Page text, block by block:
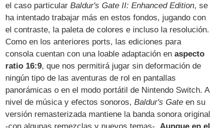
el caso particularBaldur's Gate II: Enhanced Edition, se
ha intentado trabajar más en estos fondos, jugando con
el contraste, la paleta de colores e incluso la resolución.
Como en los anteriores ports, las ediciones para
consola cuentan con una loable adaptación enaspecto
ratio 16:9, que nos permitirá jugar sin deformación de
ningún tipo de las aventuras de rol en pantallas
panorámicas o en el modo portátil de Nintendo Switch. A
nivel de música y efectos sonoros,Baldur's Gate en su
versión remasterizada mantiene la banda sonora original